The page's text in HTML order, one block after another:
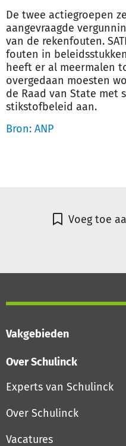
De twee actiegroepen
aangevraagde
van de rekenfouten.
fouten in
heeft er al meermalen
overgedaan moesten
de Raad van State met
stikstofbeleid aan.
Bron: ANP
Voeg toe
Vakgebieden
Over Schulinck
Experts van Schulinck
Over Schulinck
Vacatures